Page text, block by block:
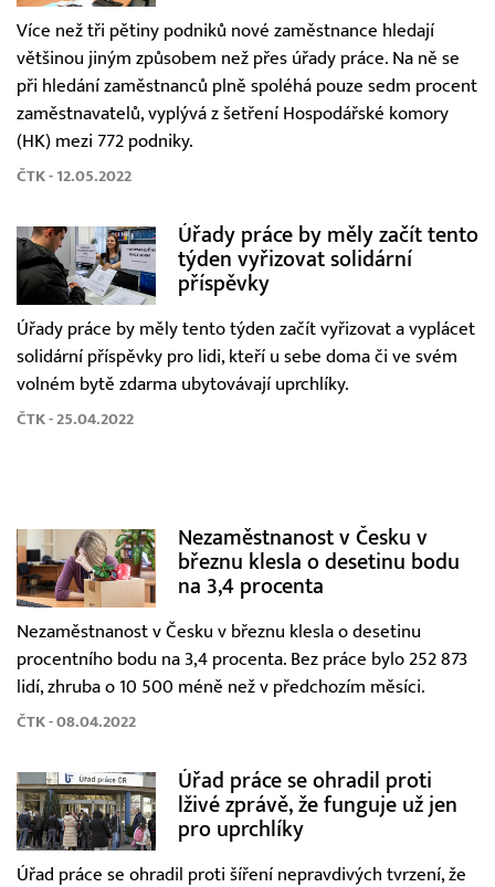
Více než tři pětiny podniků nové zaměstnance hledají
většinou jiným způsobem než přes úřady práce. Na ně se
při hledání zaměstnanců plně spoléhá pouze sedm procent
zaměstnavatelů, vyplývá z šetření Hospodářské komory
(HK) mezi 772 podniky.
ČTK - 12.05.2022
Úřady práce by měly začít tento
týden vyřizovat solidární
příspěvky
Úřady práce by měly tento týden začít vyřizovat a vyplácet
solidární příspěvky pro lidi, kteří u sebe doma či ve svém
volném bytě zdarma ubytovávají uprchlíky.
ČTK - 25.04.2022
Nezaměstnanost v Česku v
březnu klesla o desetinu bodu
na 3,4 procenta
Nezaměstnanost v Česku v březnu klesla o desetinu
procentního bodu na 3,4 procenta. Bez práce bylo 252 873
lidí, zhruba o 10 500 méně než v předchozím měsíci.
ČTK - 08.04.2022
Úřad práce se ohradil proti
lživé zprávě, že funguje už jen
pro uprchlíky
Úřad práce se ohradil proti šíření nepravdivých tvrzení, že